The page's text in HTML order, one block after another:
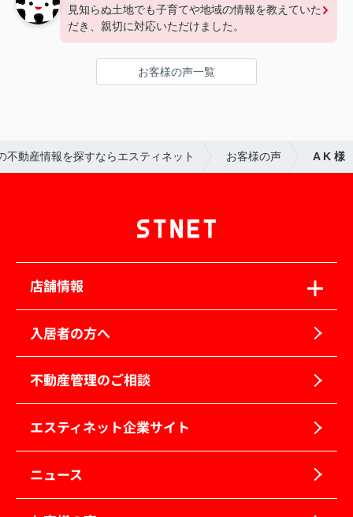
見知らぬ土地でも子育てや地域の情報を教えていた
だき、親切に対応いただけました。
お客様の声一覧
不動産情報を探すならエスティネット お客様の声 A K 様
店舗情報
入居者の方へ
不動産管理のご相談
エスティネット企業サイト
ニュース